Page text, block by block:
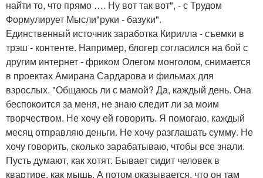
найти то, что прямо …. Ну вот так вот", - с Трудом
Формулирует Мысли"руки - базуки".
Единственный источник заработка Кирилла - съемки в
трэш - контенте. Например, блогер согласился на бой с
другим интернет - фриком Олегом монголом, снимается
в проектах Амирана Сардарова и фильмах для
взрослых. "Общаюсь ли с мамой? Да, каждый день. Она
беспокоится за меня, не знаю следит ли за моим
творчеством. Не хочу ей говорить. Я помогаю, каждый
месяц отправляю деньги. Не хочу разглашать сумму. Не
хочу говорить, сколько зарабатываю, чтобы все знали.
Пусть думают, как хотят. Бывает сидит человек в
квартире, как мышь. А потом оказывается, что он там